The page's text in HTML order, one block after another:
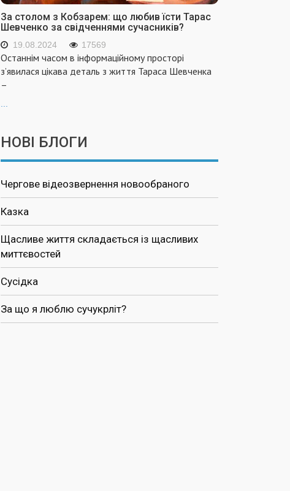
За столом з Кобзарем: що любив їсти Тарас
Шевченко за свідченнями сучасників?
19.08.2024 17569
Останнім часом в інформаційному просторі
з’явилася цікава деталь з життя Тараса Шевченка
–
...
НОВІ БЛОГИ
Чергове відеозвернення новообраного
Казка
Щасливе життя складається із щасливих
миттєвостей
Сусідка
За що я люблю сучукрліт?